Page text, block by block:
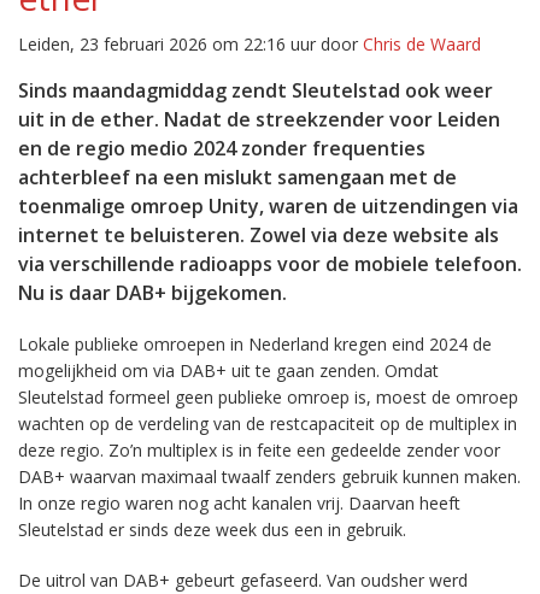
Leiden, 23 februari 2026 om 22:16 uur door Chris de Waard
Sinds maandagmiddag zendt Sleutelstad ook weer
uit in de ether. Nadat de streekzender voor Leiden
en de regio medio 2024 zonder frequenties
achterbleef na een mislukt samengaan met de
toenmalige omroep Unity, waren de uitzendingen via
internet te beluisteren. Zowel via deze website als
via verschillende radioapps voor de mobiele telefoon.
Nu is daar DAB+ bijgekomen.
Lokale publieke omroepen in Nederland kregen eind 2024 de
mogelijkheid om via DAB+ uit te gaan zenden. Omdat
Sleutelstad formeel geen publieke omroep is, moest de omroep
wachten op de verdeling van de restcapaciteit op de multiplex in
deze regio. Zo’n multiplex is in feite een gedeelde zender voor
DAB+ waarvan maximaal twaalf zenders gebruik kunnen maken.
In onze regio waren nog acht kanalen vrij. Daarvan heeft
Sleutelstad er sinds deze week dus een in gebruik.
De uitrol van DAB+ gebeurt gefaseerd. Van oudsher werd